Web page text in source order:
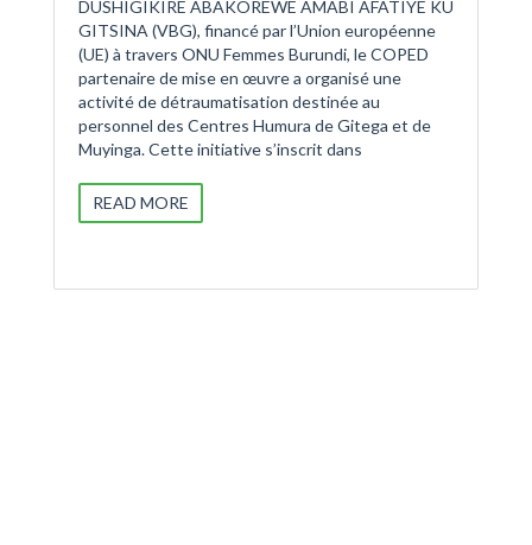
DUSHIGIKIRE ABAKOREWE AMABI AFATIYE KU
GITSINA (VBG), financé par l’Union européenne
(UE) à travers ONU Femmes Burundi, le COPED
partenaire de mise en œuvre a organisé une
activité de détraumatisation destinée au
personnel des Centres Humura de Gitega et de
Muyinga. Cette initiative s’inscrit dans
READ MORE